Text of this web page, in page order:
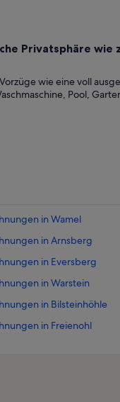
Privatsphäre wie
wie eine voll
Pool,
in Wamel
in Arnsberg
in Eversberg
in Warstein
in Bilsteinhöhle
in Freienohl